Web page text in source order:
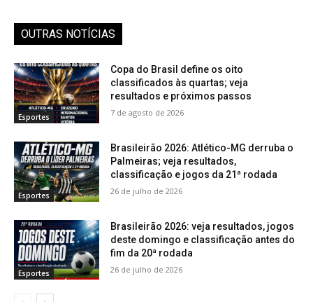
OUTRAS NOTÍCIAS
Esportes
Copa do Brasil define os oito
classificados às quartas; veja
resultados e próximos passos
7 de agosto de 2026
Esportes
Brasileirão 2026: Atlético-MG derruba o
Palmeiras; veja resultados,
classificação e jogos da 21ª rodada
26 de julho de 2026
Esportes
Brasileirão 2026: veja resultados, jogos
deste domingo e classificação antes do
fim da 20ª rodada
26 de julho de 2026